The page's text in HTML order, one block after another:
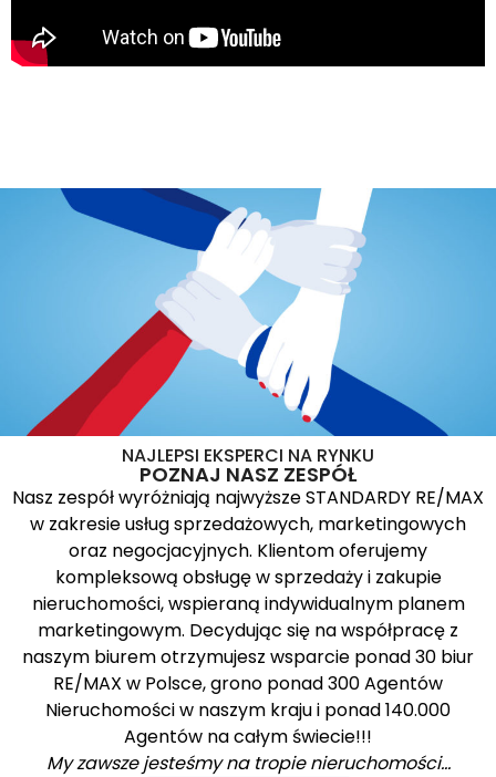
NAJLEPSI EKSPERCI NA RYNKU
POZNAJ NASZ ZESPÓŁ
Nasz zespół wyróżniają najwyższe STANDARDY RE/MAX
w zakresie usług sprzedażowych, marketingowych
oraz negocjacyjnych. Klientom oferujemy
kompleksową obsługę w sprzedaży i zakupie
nieruchomości, wspieraną indywidualnym planem
marketingowym. Decydując się na współpracę z
naszym biurem otrzymujesz wsparcie ponad 30 biur
RE/MAX w Polsce, grono ponad 300 Agentów
Nieruchomości w naszym kraju i ponad 140.000
Agentów na całym świecie!!!
My zawsze jesteśmy na tropie nieruchomości…